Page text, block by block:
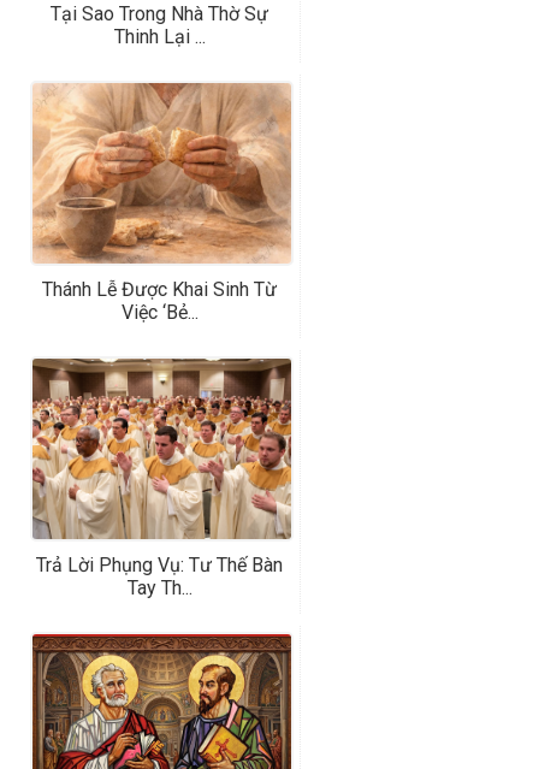
Tại Sao Trong Nhà Thờ Sự
Thinh Lại ...
Thánh Lễ Được Khai Sinh Từ
Việc ‘bẻ...
Trả Lời Phụng Vụ: Tư Thế Bàn
Tay Th...